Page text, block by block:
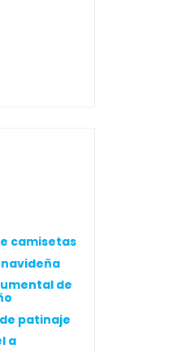
camisetas
de
patinaje
a